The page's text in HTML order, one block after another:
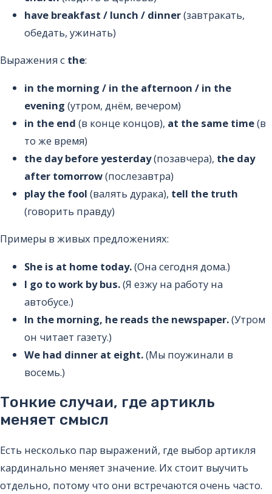
have breakfast / lunch / dinner(завтракать,
обедать, ужинать)
Выражения с the:
in the morning / in the afternoon / in the
evening (утром, днём, вечером)
in the end (в конце концов), at the same time(в
то же время)
the day before yesterday(позавчера), the day
after tomorrow(послезавтра)
play the fool (валять дурака), tell the truth
(говорить правду)
Примеры в живых предложениях:
She is at home today.(Она сегодня дома.)
I go to work by bus.(Я езжу на работу на
автобусе.)
In the morning, he reads the newspaper.(Утром
он читает газету.)
We had dinner at eight.(Мы поужинали в
восемь.)
Тонкие случаи, где артикль
меняет смысл
Есть несколько пар выражений, где выбор артикля
кардинально меняет значение. Их стоит выучить
отдельно, потому что они встречаются очень часто.